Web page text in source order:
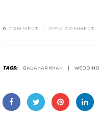
0 COMMENT | VIEW COMMENT
TAGS: GAUAHAR KHAN WEDDING